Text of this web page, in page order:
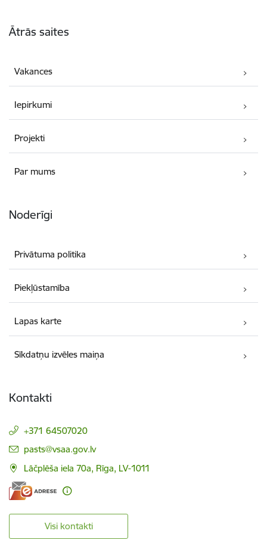
Ātrās saites
Vakances
Iepirkumi
Projekti
Par mums
Noderīgi
Privātuma politika
Piekļūstamība
Lapas karte
Sīkdatņu izvēles maiņa
Kontakti
+371 64507020
E-pasts:
pasts@vsaa.gov.lv
Lāčplēša iela 70a, Rīga, LV-1011
Visi kontakti